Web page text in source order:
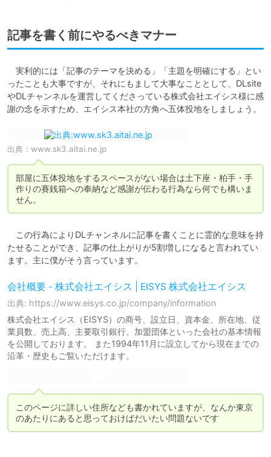
記事を書く前にやるべきマナー
実利的には「記事のテーマを決める」「主題を明確にする」とい
ったことも大事ですが、それにもまして大事なこととして、DLsite
やDLチャンネルを運営してくださっている株式会社エイシス様に感
謝の念を示すため、エイシス本社の方角へ五体投地をしましょう。
出典： www.sk3.aitai.ne.jp
部屋に五体投地をするスペースがない場合は土下座・柏手・手
作りの賽銭箱への奉納など感謝が伝わる行為なら何でも構いま
せん。
この行為によりDLチャンネルに記事を書くことに霊的な意味を持
たせることができ、記事の仕上がりが5割増しになると言われてい
ます。主に僕がそう言っています。
会社概要 - 株式会社エイシス | EISYS 株式会社エイシス
出典: https://www.eisys.co.jp/company/information
株式会社エイシス（EISYS）の商号、設立日、資本金、所在地、従
業員数、売上高、主要取引銀行、加盟団体といった会社の基本情報
を公開しております。 また1994年11月に設立してから現在までの
沿革・歴史もご覧いただけます。
このページに詳しい住所なども書かれていますが、なんか東京
のあたりにあると思っておけばだいたい問題ないです